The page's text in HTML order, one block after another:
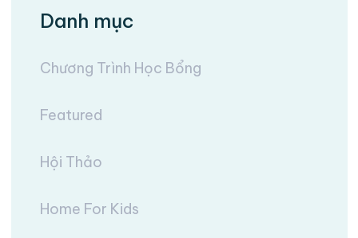
Danh mục
Chương Trình Học Bổng
Featured
Hội Thảo
Home For Kids